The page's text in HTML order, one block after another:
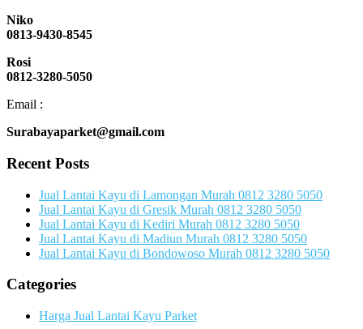
Niko
0813-9430-8545
Rosi
0812-3280-5050
Email :
Surabayaparket@gmail.com
Recent Posts
Jual Lantai Kayu di Lamongan Murah 0812 3280 5050
Jual Lantai Kayu di Gresik Murah 0812 3280 5050
Jual Lantai Kayu di Kediri Murah 0812 3280 5050
Jual Lantai Kayu di Madiun Murah 0812 3280 5050
Jual Lantai Kayu di Bondowoso Murah 0812 3280 5050
Categories
Harga Jual Lantai Kayu Parket